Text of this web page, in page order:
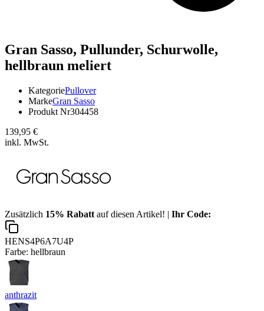
Gran Sasso, Pullunder, Schurwolle,
hellbraun meliert
KategoriePullover
MarkeGran Sasso
Produkt Nr304458
139,95 €
inkl. MwSt.
Zusätzlich 15% Rabatt auf diesen Artikel! | Ihr Code:
HENS4P6A7U4P
Farbe: hellbraun
anthrazit